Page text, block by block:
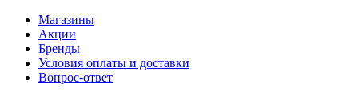
Магазины
Акции
Бренды
Условия оплаты и доставки
Вопрос-ответ